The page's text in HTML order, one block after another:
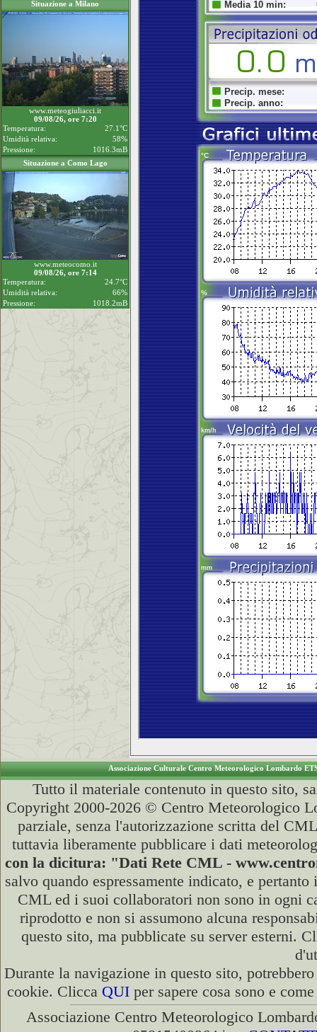
Situazione a Milano
www.meteogiuliacci.it
09/08/26, ore 7:20
Temperatura:
27.1°C
Umidità relativa:
58%
Pressione:
1016.3mB
Situazione a Como Lago
www.meteocomo.it
09/08/26, ore 7:14
Temperatura:
24.7°C
Umidità relativa:
66%
Pressione:
1018.2mB
Associazione Culturale Centro Meteorologico Lombardo
Tutto il materiale contenuto in questo sito,
Copyright 2000-2026 © Centro Meteorologico
parziale, senza l'autorizzazione scritta del
tuttavia liberamente pubblicare i dati
con la dicitura: "Dati Rete CML -
salvo quando espressamente indicato, e
CML ed i suoi collaboratori non sono in ogni
riprodotto e non si assumono alcuna
questo sito, ma pubblicate su server esterni.
Durante la navigazione in questo sito,
cookie. Clicca QUI per sapere cosa sono e
Associazione Centro Meteorologico